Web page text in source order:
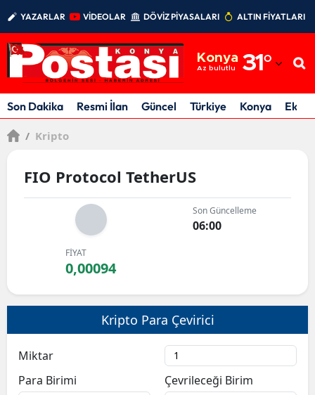
YAZARLAR VİDEOLAR DÖVİZ PİYASALARI ALTIN FİYATLARI
Konya
Az bulutlu 31°
Adıyaman
Afyonkarahisar
Antalya
Bitlis
Son Dakika Resmi İlan Güncel Türkiye Konya
/ Kripto
FIO Protocol TetherUS
Son Güncelleme
06:00
FİYAT
0,00094
Kripto Para Çevirici
Miktar
Para Birimi
Çevrileceği Birim